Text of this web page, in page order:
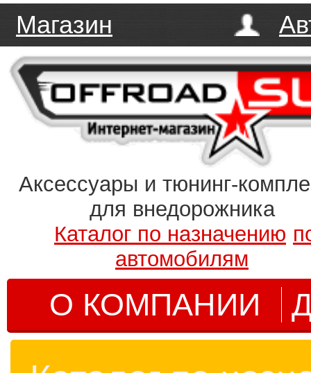
Магазин
Аксессуары и тюнинг-
для внедорожника
Каталог по назначению
автомобилям
О КОМПАНИИ